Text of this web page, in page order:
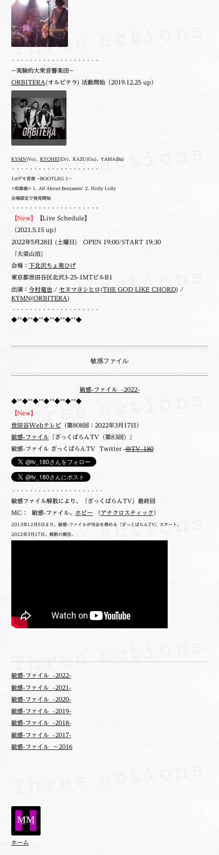
・・・・・・・・・・・・・・・・・・・・
~実験的大衆音響楽団~
ORBITERA (オルビテラ) 活動開始（2019.12.25 up）
KYMN(Vo)、 KYOHEI (Dr)、KAZU(Gu)、YAMA(Ba)
・・・・・・・・・・・・・・・・・・・・
1stデモ音源 ~BOOTLEG 1~
<収録曲> 1. All About Benjamin’ 2. Holly Lolly
会場限定で発売開始
・・・・・・・・・・・・・・・・・・・・
【New】 【Live Schedule】
（2021.5.15 up）
2022年5月28日 (土曜日) OPEN 19:00/START 19:30
『大梁山泊』
会場： 下北沢ちょ美ひげ
東京都世田谷区北沢3-25-1MTビルB1
出演： 今村竜也 / セヌマヨシヒロ (THE GOD LIKE CHORD) /
KYMN(ORBITERA)
・・・・・・・・・・・・・・・・・・・・
◆**◆**◆**◆**◆**◆**◆
敏感ファイル
敏感-ファイル -2022-
◆**◆**◆**◆**◆**◆**◆
【New】
世田谷Webテレビ（第808回：2022年3月17日）
敏感-ファイル『ざっくばらんTV（第83回）』
敏感-ファイル ざっくばらんTV Twitter @TV_180
・・・・・・・・・・・・・・・・・・・・・
敏感ファイル解散により、『ざっくばらんTV』最終回
MC： 敏感-ファイル、 ホビー （ アナクロスティック ）
2013年12月5日より、敏感-ファイルが司会を務める『ざっくばらんTV』スタート。
2022年3月17日、解散の報告。
敏感-ファイル -2022-
敏感-ファイル -2021-
敏感-ファイル -2020-
敏感-ファイル -2019-
敏感-ファイル -2018-
敏感-ファイル -2017-
敏感-ファイル ～2016
ホーム